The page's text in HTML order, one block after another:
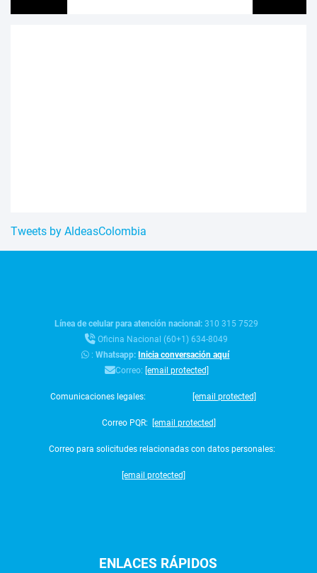
Tweets by AldeasColombia
Línea de celular para atención nacional:310 315 7529
Oficina Nacional (60+1) 634-8049
:Whatsapp: Inicia conversación aquí
Correo: [email protected]
Comunicaciones legales: [email protected]
Correo PQR: [email protected]
Correo para solicitudes relacionadas con datos personales:
[email protected]
ENLACES RÁPIDOS